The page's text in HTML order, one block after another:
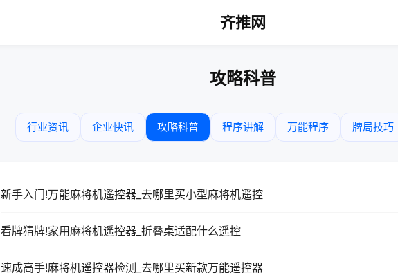
齐推网
攻略科普
行业资讯 企业快讯 攻略科普 程序讲解 万能程序 牌局技巧
新手入门!万能麻将机遥控器_去哪里买小型麻将机遥控
看牌猜牌!家用麻将机遥控器_折叠桌适配什么遥控
速成高手!麻将机遥控器检测_去哪里买新款万能遥控器